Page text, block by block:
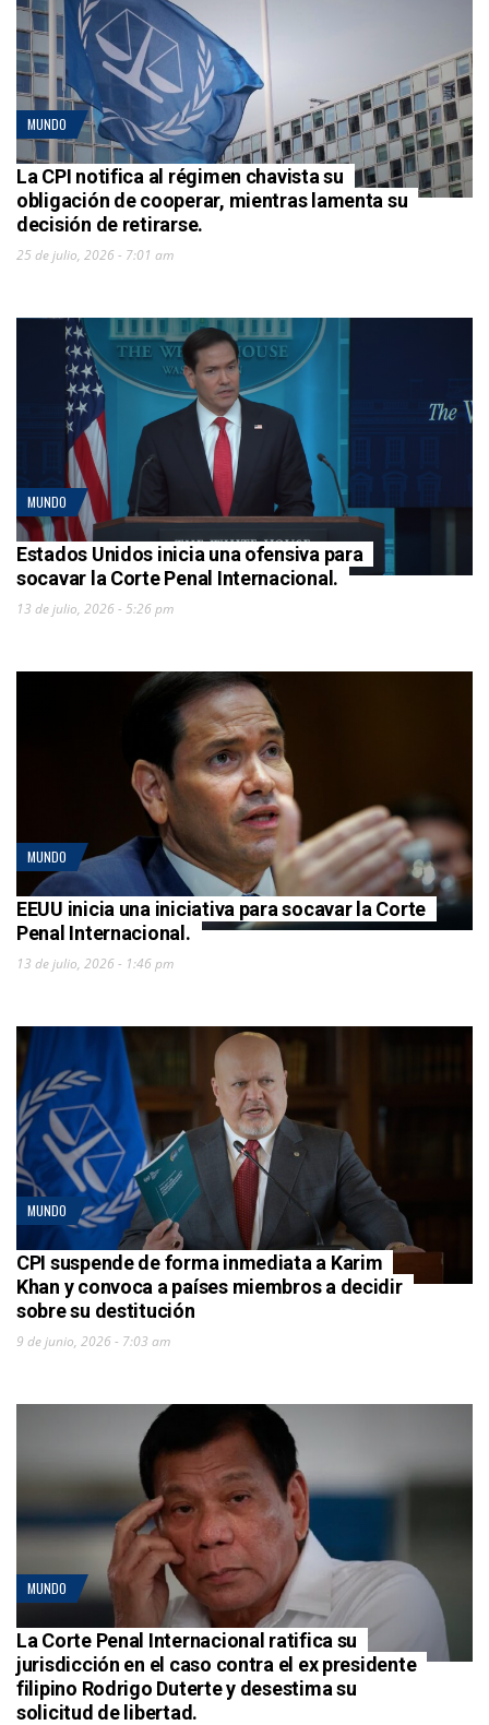
MUNDO
La CPI notifica al régimen chavista su
obligación de cooperar, mientras lamenta su
decisión de retirarse.
25 de julio, 2026 - 7:01 am
MUNDO
Estados Unidos inicia una ofensiva para
socavar la Corte Penal Internacional.
13 de julio, 2026 - 5:26 pm
MUNDO
EEUU inicia una iniciativa para socavar la Corte
Penal Internacional.
13 de julio, 2026 - 1:46 pm
MUNDO
CPI suspende de forma inmediata a Karim
Khan y convoca a países miembros a decidir
sobre su destitución
9 de junio, 2026 - 7:03 am
MUNDO
La Corte Penal Internacional ratifica su
jurisdicción en el caso contra el ex presidente
filipino Rodrigo Duterte y desestima su
solicitud de libertad.